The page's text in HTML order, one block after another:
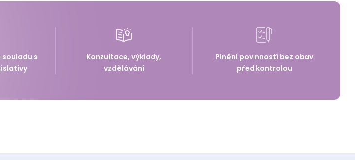
souladu s
Konzultace, výklady,
vzdělávání
Plnění povinností bez obav
před kontrolou